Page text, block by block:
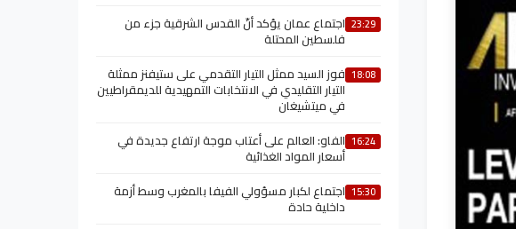
23:29 اجتماع عمان يؤكد أنّ القدس الشرقية جزء من
فلسطين المحتلة
18:08 فوز السيد ممثل التيار التقدمي على ستيفنز ممثلة
التيار التقليدي في الانتخابات التمهيدية للديمقراطيين
في ميتشيغان
16:24 الفاو: العالم على أعتاب موجة ارتفاع جديدة في
أسعار المواد الغذائية
15:30 اجتماع لكبار مسؤولي الفيفا بالمغرب وسط أزمة
داخلية حادة